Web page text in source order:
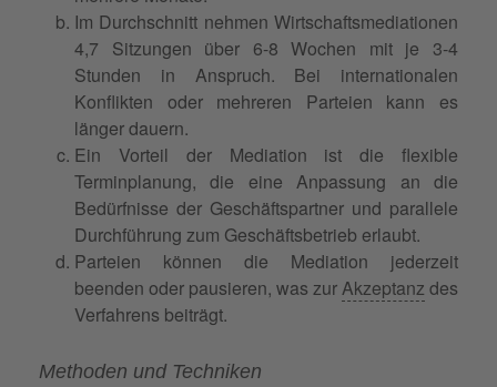
Im Durchschnitt nehmen Wirtschaftsmediationen
4,7 Sitzungen über 6-8 Wochen mit je 3-4
Stunden in Anspruch. Bei internationalen
Konflikten oder mehreren Parteien kann es
länger dauern.
Ein Vorteil der Mediation ist die flexible
Terminplanung, die eine Anpassung an die
Bedürfnisse der Geschäftspartner und parallele
Durchführung zum Geschäftsbetrieb erlaubt.
Parteien können die Mediation jederzeit
beenden oder pausieren, was zurAkzeptanz des
Verfahrens beiträgt.
Methoden und Techniken